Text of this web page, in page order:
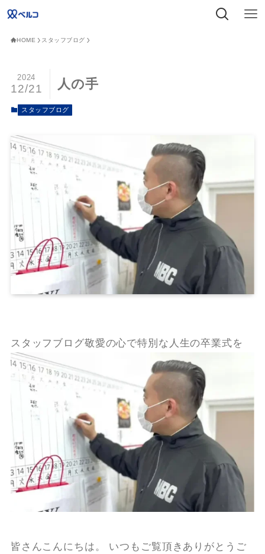
HOME スタッフブログ
人の手
2024
12/21
スタッフブログ
スタッフブログ敬愛の心で特別な人生の卒業式を
皆さんこんにちは。 いつもご覧頂きありがとうご